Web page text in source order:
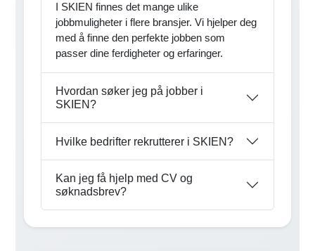
I SKIEN finnes det mange ulike
jobbmuligheter i flere bransjer. Vi hjelper deg
med å finne den perfekte jobben som
passer dine ferdigheter og erfaringer.
Hvordan søker jeg på jobber i
SKIEN?
Hvilke bedrifter rekrutterer i SKIEN?
Kan jeg få hjelp med CV og
søknadsbrev?